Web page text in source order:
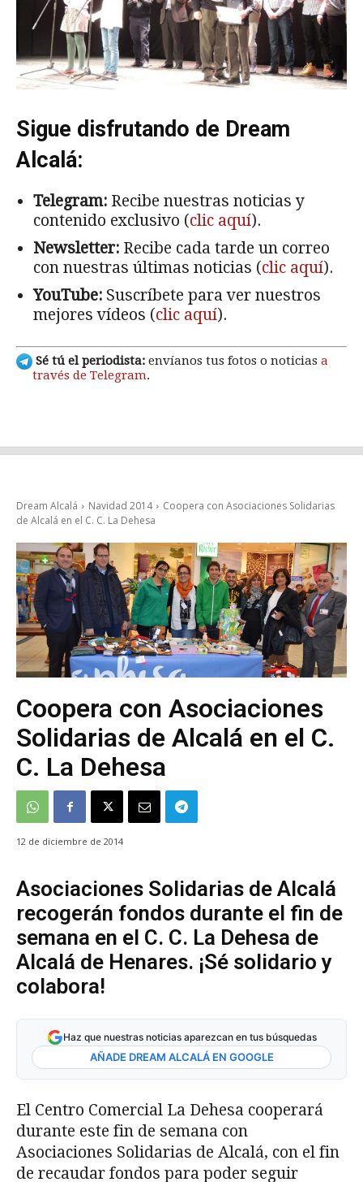
Sigue disfrutando de Dream
Alcalá:
Telegram: Recibe nuestras noticias y
contenido exclusivo (clic aquí).
Newsletter: Recibe cada tarde un correo
con nuestras últimas noticias (clic aquí).
YouTube: Suscríbete para ver nuestros
mejores vídeos (clic aquí).
Sé tú el periodista: envíanos tus fotos o noticias a
través de Telegram.